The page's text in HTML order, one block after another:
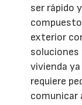
ser rápido
exterior
soluciones
vivienda
requiere
comunicar